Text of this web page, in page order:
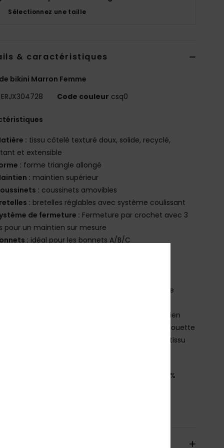
Sélectionnez une taille
& caractéristiques
bikini Marron Femme
ERJX304728 Code couleur csq0
: tissu côtelé texturé doux, solide, recyclé,
et extensible
: forme triangle allongé
: maintien supérieur
: coussinets amovibles
: bretelles réglables avec système coulissant
de fermeture : Fermeture par crochet avec 3
pour un maintien sur mesure
: idéal pour les bonnets A/B/C
Construction sans coutures sur l'encolure pour une
Baleines sur les côtés du buste pour plus de maintien
Finition sans coutures pour mettre en valeur la silhouette
Coutures en zigzag à l'intérieur pour empêcher le tissu
[Matière Principale] 91% Nylon Recyclé, 9%